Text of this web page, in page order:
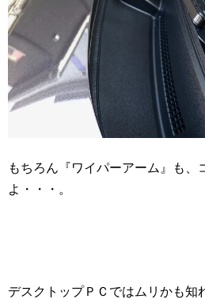
もちろん『ワイパーアーム』も、
よ・・・。
デスクトップＰＣではムリかも知